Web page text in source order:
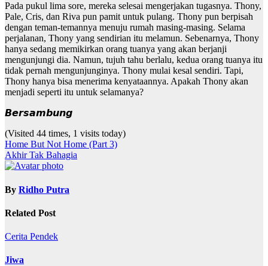
Pada pukul lima sore, mereka selesai mengerjakan tugasnya. Thony,
Pale, Cris, dan Riva pun pamit untuk pulang. Thony pun berpisah
dengan teman-temannya menuju rumah masing-masing. Selama
perjalanan, Thony yang sendirian itu melamun. Sebenarnya, Thony
hanya sedang memikirkan orang tuanya yang akan berjanji
mengunjungi dia. Namun, tujuh tahu berlalu, kedua orang tuanya itu
tidak pernah mengunjunginya. Thony mulai kesal sendiri. Tapi,
Thony hanya bisa menerima kenyataannya. Apakah Thony akan
menjadi seperti itu untuk selamanya?
𝘽𝙚𝙧𝙨𝙖𝙢𝙗𝙪𝙣𝙜
(Visited 44 times, 1 visits today)
Navigasi
pos
Home But Not Home (Part 3)
Akhir Tak Bahagia
By Ridho Putra
Related Post
Cerita Pendek
Jiwa